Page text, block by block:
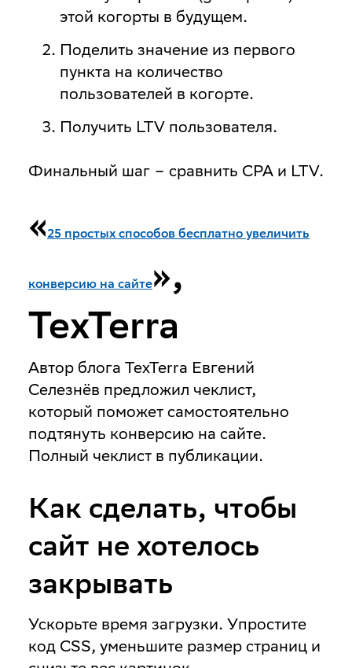
этой когорты в будущем.
Поделить значение из первого
пункта на количество
пользователей в когорте.
Получить LTV пользователя.
Финальный шаг – сравнить CPA и LTV.
«25 простых способов бесплатно увеличить
конверсию на сайте»,
TexTerra
Автор блога TexTerra Евгений
Селезнёв предложил чеклист,
который поможет самостоятельно
подтянуть конверсию на сайте.
Полный чеклист в публикации.
Как сделать, чтобы
сайт не хотелось
закрывать
Ускорьте время загрузки. Упростите
код CSS, уменьшите размер страниц и